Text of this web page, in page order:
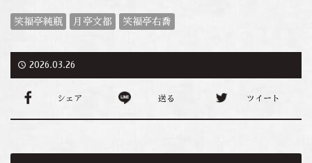
笑福亭純瓶 月亭文都 笑福亭右喬
access_time 2026.03.26
シェア 送る ツイート